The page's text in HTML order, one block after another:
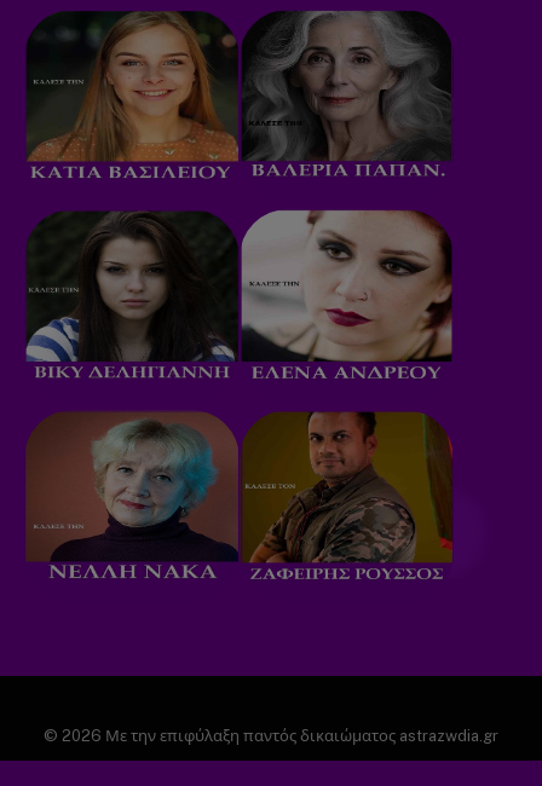
© 2026 Με την επιφύλαξη παντός δικαιώματος astrazwdia.gr